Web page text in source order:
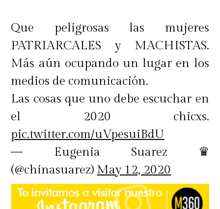
Que peligrosas las mujeres
PATRIARCALES y MACHISTAS.
Más aún ocupando un lugar en los
medios de comunicación.
Las cosas que uno debe escuchar en
el 2020 chicxs.
pic.twitter.com/uVpesuiBdU
— Eugenia Suarez ♛
(@chinasuarez) May 12, 2020